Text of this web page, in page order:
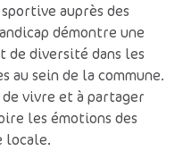
auprès des
démontre une
de diversité dans les
au sein de la commune.
vivre et à partager
les émotions des
locale.